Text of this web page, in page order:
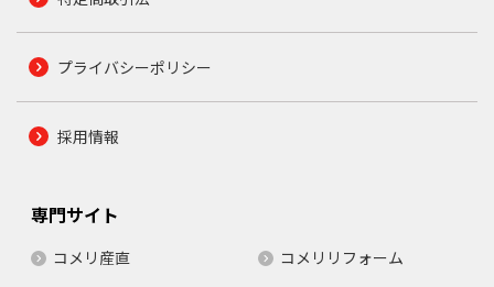
プライバシーポリシー
採用情報
専門サイト
コメリ産直
コメリリフォーム